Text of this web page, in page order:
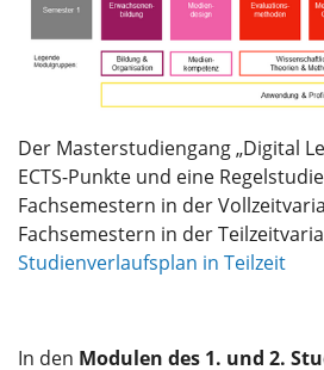
Der Masterstudiengang „Digital
ECTS-Punkte und eine
Fachsemestern in der
Fachsemestern in der
Studienverlaufsplan in Teilzeit
In den Modulen des 1. und 2.